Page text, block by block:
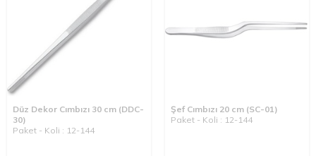
Düz Dekor Cımbızı 30 cm (DDC-
30)
Paket - Koli : 12-144
Şef Cımbızı 20 cm (SC-01)
Paket - Koli : 12-144